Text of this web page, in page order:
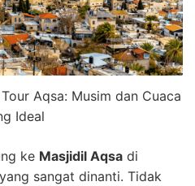
Aqsa: Musim dan Cuaca
Ideal
ke Masjidil Aqsa di
sangat dinanti. Tidak